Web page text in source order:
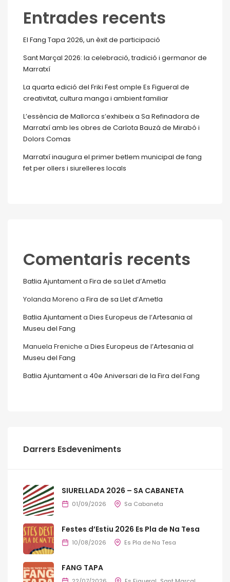
Entrades recents
El Fang Tapa 2026, un èxit de participació
Sant Marçal 2026: la celebració, tradició i germanor de
Marratxí
La quarta edició del Friki Fest omple Es Figueral de
creativitat, cultura manga i ambient familiar
L’essència de Mallorca s’exhibeix a Sa Refinadora de
Marratxí amb les obres de Carlota Bauzá de Mirabó i
Dolors Comas
Marratxí inaugura el primer betlem municipal de fang
fet per ollers i siurelleres locals
Comentaris recents
Batlia Ajuntamenta Fira de sa Llet d’Ametla
Yolanda Moreno a Fira de sa Llet d’Ametla
Batlia Ajuntamenta Dies Europeus de l’Artesania al
Museu del Fang
Manuela Freniche a Dies Europeus de l’Artesania al
Museu del Fang
Batlia Ajuntamenta 40e Aniversari de la Fira del Fang
Darrers Esdeveniments
SIURELLADA 2026 – SA CABANETA
01/09/2026 Sa Cabaneta
Festes d’Estiu 2026 Es Pla de Na Tesa
10/08/2026 Es Pla de Na Tesa
FANG TAPA